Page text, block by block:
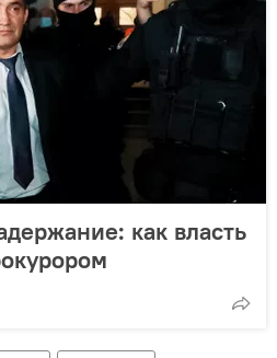
как власть